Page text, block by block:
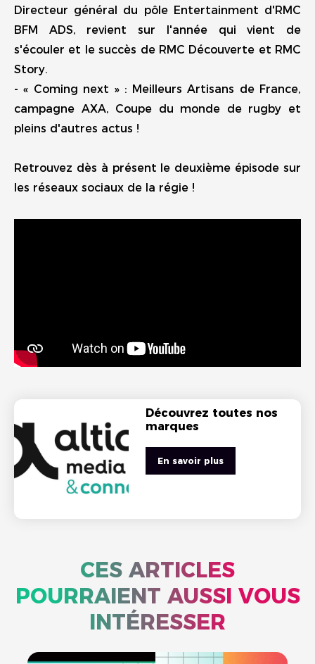
Directeur général du pôle Entertainment d'RMC
BFM ADS, revient sur l'année qui vient de
s'écouler et le succès de RMC Découverte et RMC
Story.
- « Coming next » : Meilleurs Artisans de France,
campagne AXA, Coupe du monde de rugby et
pleins d'autres actus !
Retrouvez dès à présent le deuxième épisode sur
les réseaux sociaux de la régie !
Découvrez toutes nos
marques
En savoir plus
CES ARTICLES
POURRAIENT AUSSI VOUS
INTÉRESSER